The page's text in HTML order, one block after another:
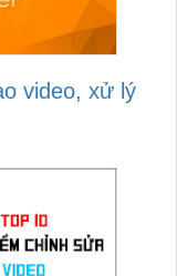
video, xử lý